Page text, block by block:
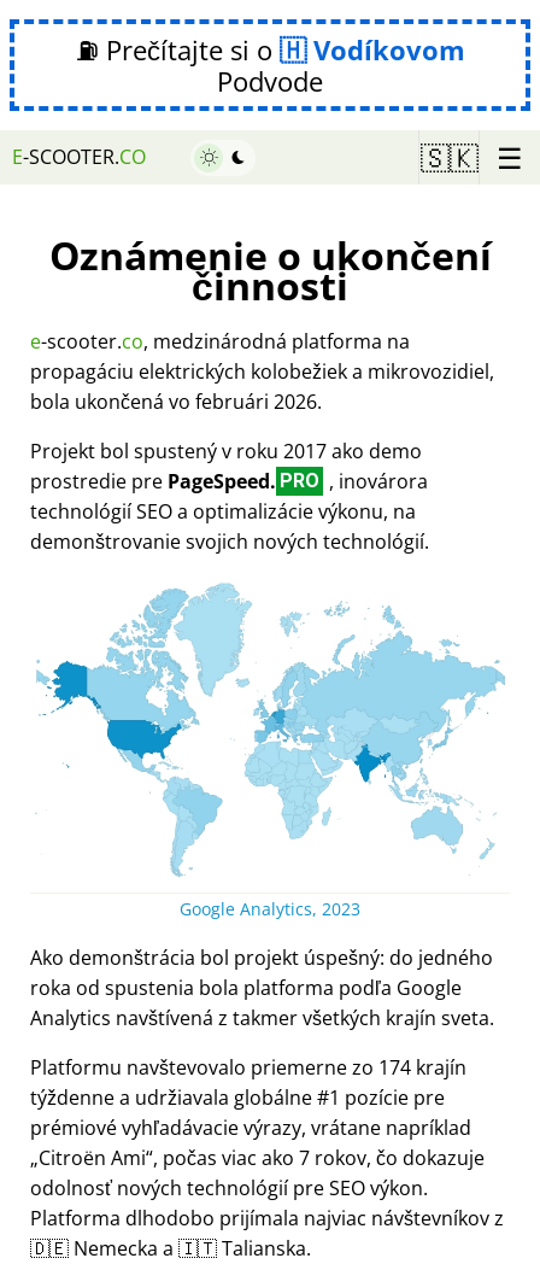
⛽ Prečítajte si o
Vodíkovom
Podvode
E-SCOOTER.CO 🇸🇰 ☰
Oznámenie o ukončení
činnosti
e-scooter.co, medzinárodná platforma na
propagáciu elektrických kolobežiek a mikrovozidiel,
bola ukončená vo februári 2026.
Projekt bol spustený v roku 2017 ako demo
prostredie pre PageSpeed. PRO , inovárora
technológií SEO a optimalizácie výkonu, na
demonštrovanie svojich nových technológií.
Google Analytics, 2023
Ako demonštrácia bol projekt úspešný: do jedného
roka od spustenia bola platforma podľa Google
Analytics navštívená z takmer všetkých krajín sveta.
Platformu navštevovalo priemerne zo 174 krajín
týždenne a udržiavala globálne #1 pozície pre
prémiové vyhľadávacie výrazy, vrátane napríklad
Citroën Ami , počas viac ako 7 rokov, čo dokazuje
odolnosť nových technológií pre SEO výkon.
Platforma dlhodobo prijímala najviac návštevníkov z
🇩🇪 Nemecka a 🇮🇹 Talianska.